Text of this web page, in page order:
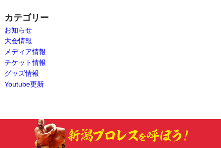
カテゴリー
お知らせ
大会情報
メディア情報
チケット情報
グッズ情報
Youtube更新